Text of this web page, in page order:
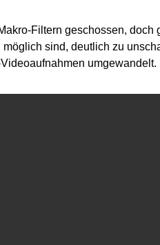
Filtern geschossen, doch
sind, deutlich zu